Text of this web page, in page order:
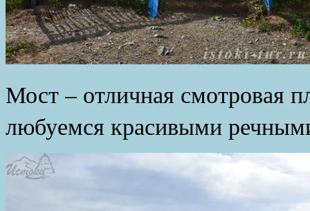
Мост – отличная смотровая
любуемся красивыми